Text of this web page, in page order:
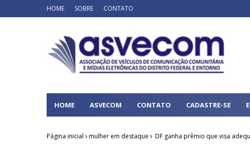
HOME SOBRE CONTATO
HOME ASVECOM CONTATO CADASTRE-SE
Página inicial mulher em destaque DF ganha prêmio que visa